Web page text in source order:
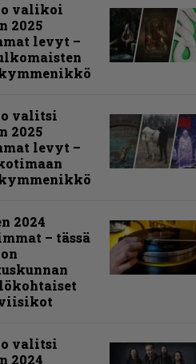
valikoi
2025
levyt –
valitsi
2025
levyt –
2024
– tässä
valitsi
2024